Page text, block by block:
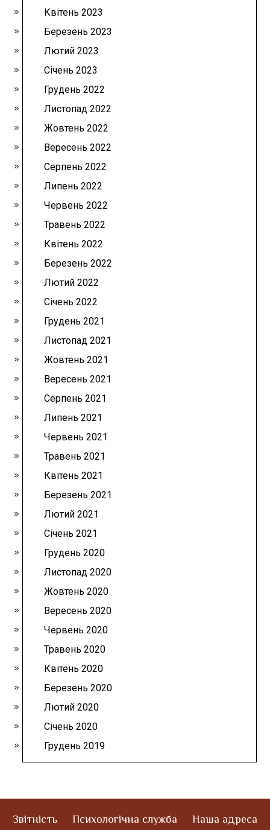
Квітень 2023
Березень 2023
Лютий 2023
Січень 2023
Грудень 2022
Листопад 2022
Жовтень 2022
Вересень 2022
Серпень 2022
Липень 2022
Червень 2022
Травень 2022
Квітень 2022
Березень 2022
Лютий 2022
Січень 2022
Грудень 2021
Листопад 2021
Жовтень 2021
Вересень 2021
Серпень 2021
Липень 2021
Червень 2021
Травень 2021
Квітень 2021
Березень 2021
Лютий 2021
Січень 2021
Грудень 2020
Листопад 2020
Жовтень 2020
Вересень 2020
Червень 2020
Травень 2020
Квітень 2020
Березень 2020
Лютий 2020
Січень 2020
Грудень 2019
Звітність Психологічна служба Наша адреса